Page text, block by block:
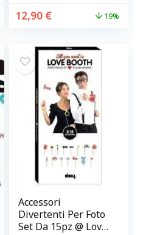
12,90 € 19%
Accessori
Divertenti Per Foto
Set Da 15pz @ Love